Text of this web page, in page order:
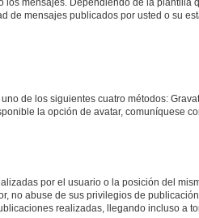
mensajes. Dependiendo de la
mensajes publicados por usted o su
de los siguientes cuatro métodos:
la opción de avatar, comuníquese
por el usuario o la posición del
no abuse de sus privilegios de
realizadas, llegando incluso a